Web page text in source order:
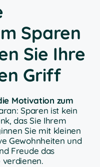
Sparen
Sie Ihre
Griff
Motivation zum
Sparen ist kein
das Sie Ihrem
Sie mit kleinen
Gewohnheiten und
Freude das
verdienen.